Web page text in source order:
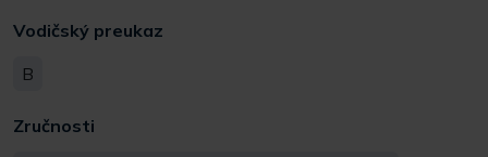
Vodičský preukaz
B
Zručnosti